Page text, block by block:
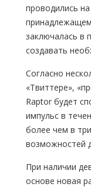
проводились
заключалась в
создавать
Согласно
«Твиттере»,
Raptor будет
импульс в
более чем в
возможностей
При наличии
основе новая